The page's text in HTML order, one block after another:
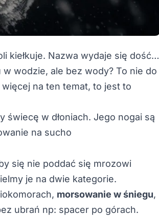
kiełkuje. Nazwa wydaje się dość…
wodzie, ale bez wody? To nie do
na ten temat, to jest to
się nie poddać się mrozowi
je na dwie kategorie.
morsowanie w śniegu,
ubrań np: spacer po górach.